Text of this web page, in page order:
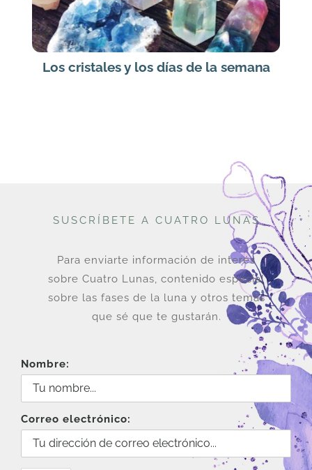
Los cristales y los días de la semana
SUSCRÍBETE A CUATRO LUNAS
Para enviarte información de interés
sobre Cuatro Lunas, contenido especial
sobre las fases de la luna y otros temas
que sé que te gustarán.
Nombre:
Correo electrónico: